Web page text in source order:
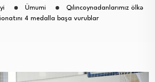
Ümumi
Qılıncoynadanlarımız ölkə
4 medalla başa vurublar